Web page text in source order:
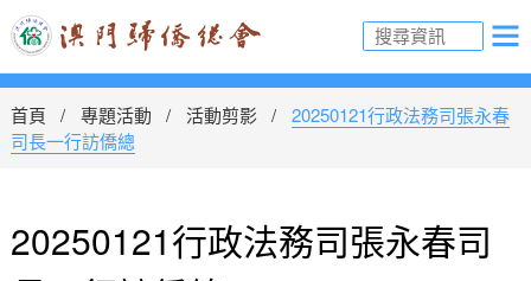
首頁 專題活動 活動剪影
20250121行政法務司張永春
司長一行訪僑總
20250121行政法務司張永春司